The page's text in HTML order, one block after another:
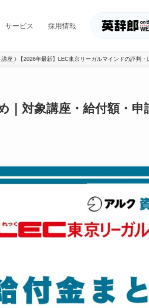
サービス 採用情報
講座 【2026年最新】LEC東京リーガルマインドの評判
｜対象講座・給付額・